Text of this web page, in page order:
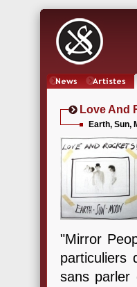
Love And
Earth, Sun,
"Mirror
particuliers
sans parler